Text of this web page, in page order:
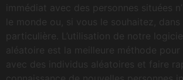
immédiat avec des personnes situées
le monde ou, si vous le souhaitez, dans
particulière. L’utilisation de notre
aléatoire est la meilleure méthode
avec des individus aléatoires et faire